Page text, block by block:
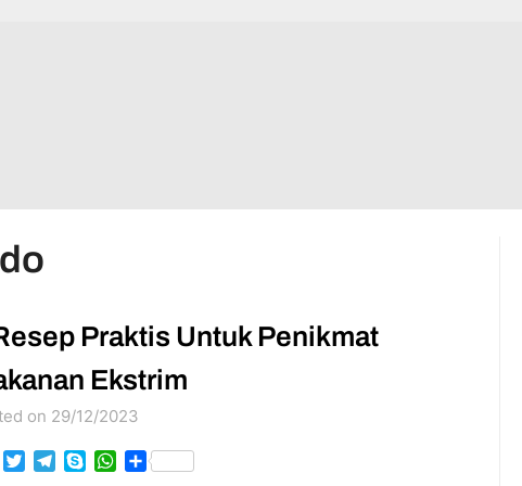
Praktis Untuk Penikmat
Ekstrim
on 29/12/2023
Facebook
TwitterTelegram
SkypeWhatsApp
Share